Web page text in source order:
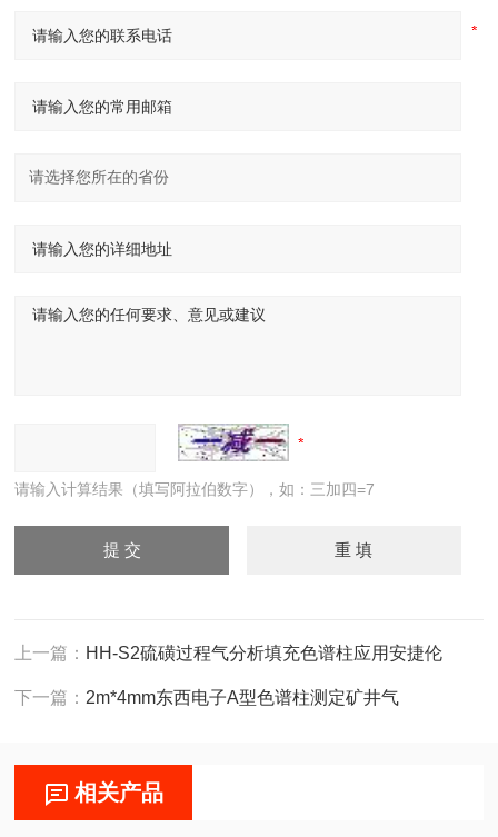
请输入计算结果（填写阿拉伯数字），如：三加四=7
上一篇： HH-S2硫磺过程气分析填充色谱柱应用安捷伦
下一篇： 2m*4mm东西电子A型色谱柱测定矿井气
相关产品